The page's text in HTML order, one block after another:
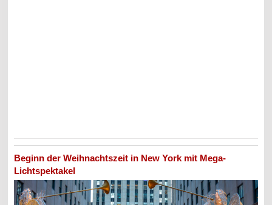
Beginn der Weihnachtszeit in New York mit Mega-
Lichtspektakel